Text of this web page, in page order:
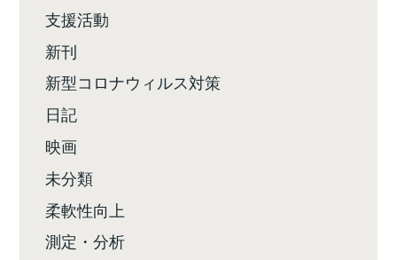
支援活動
新刊
新型コロナウィルス対策
日記
映画
未分類
柔軟性向上
測定・分析